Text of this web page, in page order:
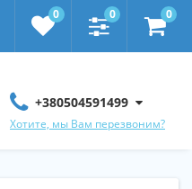
0 0 0
+380504591499
Хотите, мы Вам перезвоним?